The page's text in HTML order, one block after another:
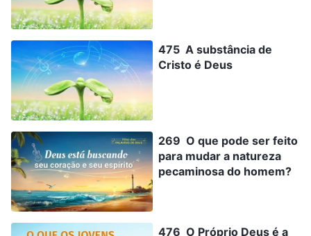
475 A substância de
Cristo é Deus
269 O que pode ser feito
para mudar a natureza
pecaminosa do homem?
476 O Próprio Deus é a